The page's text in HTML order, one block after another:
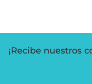
¡Recibe nuestros